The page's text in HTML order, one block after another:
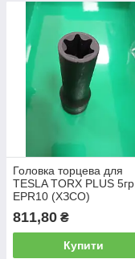
Головка торцева для
TESLA TORX PLUS 5гр.
EPR10 (ХЗСО)
811,80 ₴
Купити